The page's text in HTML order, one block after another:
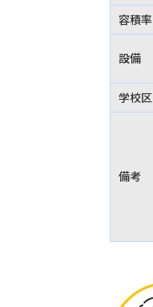
容積率
設備
学校区
備考